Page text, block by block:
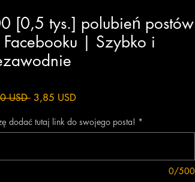
[0,5 tys.] polubień postów
Facebooku | Szybko i
USD Regularna
3,85 USDCena
dodać tutaj link do swojego posta! *
0/500